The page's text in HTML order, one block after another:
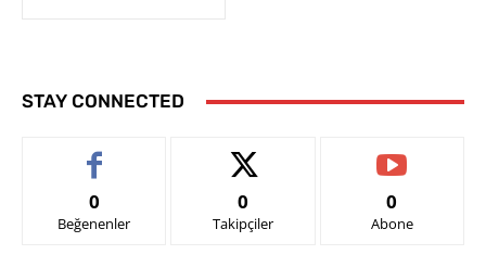
STAY CONNECTED
0
Beğenenler
0
Takipçiler
0
Abone